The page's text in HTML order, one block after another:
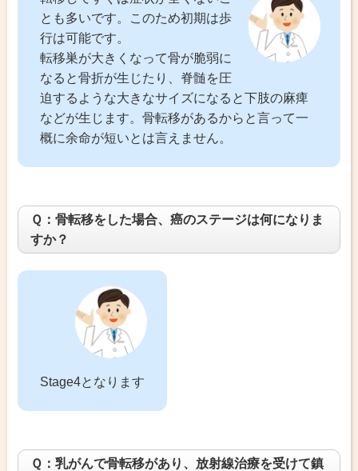
とも多いです。このため初期は歩
行は可能です。
転移巣が大きくなって骨が脆弱に
なると骨折が生じたり、脊髄を圧
迫するような大きなサイズになると下肢の麻痺
などが生じます。骨転移があるからと言って一
概に余命が短いとは言えません。
Ｑ：骨転移をした場合、癌のステージは何になりま
すか？
Stage4となります
Ｑ：乳がんで骨転移があり、放射線治療を受けて鎮